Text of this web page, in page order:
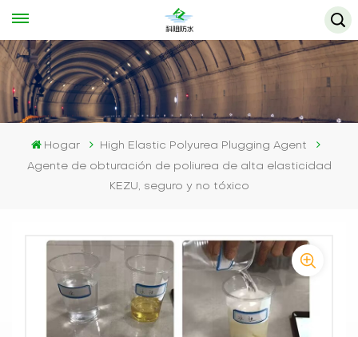
Hogar
High Elastic Polyurea Plugging Agent
Agente de obturación de poliurea de alta elasticidad
KEZU, seguro y no tóxico